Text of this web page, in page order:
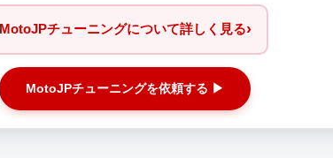
MotoJPチューニングについて詳しく見る›
MotoJPチューニングを依頼する ▶